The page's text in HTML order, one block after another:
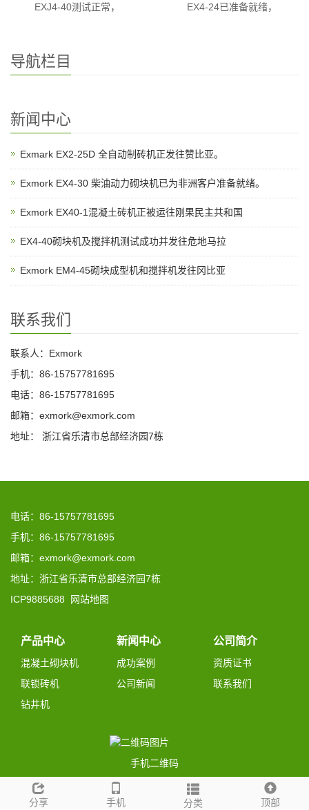
EXJ4-40测试正常， EX4-24已准备就绪，
导航栏目
新闻中心
Exmark EX2-25D 全自动制砖机正发往赞比亚。
Exmork EX4-30 柴油动力砌块机已为非洲客户准备就绪。
Exmork EX40-1混凝土砖机正被运往刚果民主共和国
EX4-40砌块机及搅拌机测试成功并发往危地马拉
Exmork EM4-45砌块成型机和搅拌机发往冈比亚
联系我们
联系人：Exmork
手机：86-15757781695
电话：86-15757781695
邮箱：exmork@exmork.com
地址： 浙江省乐清市总部经济园7栋
分享 手机 分类 顶部
电话：86-15757781695
手机：86-15757781695
邮箱：exmork@exmork.com
地址：浙江省乐清市总部经济园7栋
ICP9885688
网站地图
产品中心
混凝土砌块机
联锁砖机
钻井机
新闻中心
成功案例
公司新闻
公司简介
资质证书
联系我们
手机二维码